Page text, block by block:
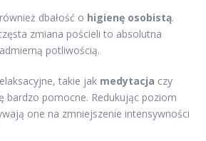
dbałość o higienę osobistą.
zmiana pościeli to absolutna
potliwością.
takie jak medytacja czy
bardzo pomocne. Redukując poziom
one na zmniejszenie intensywności